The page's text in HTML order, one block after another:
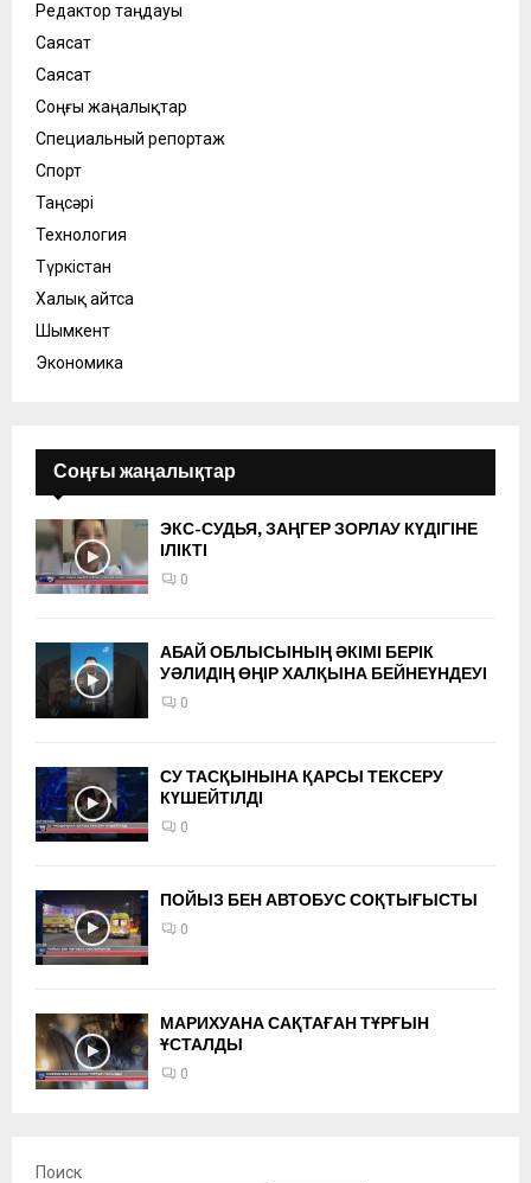
Редактор таңдауы
Саясат
Саясат
Соңғы жаңалықтар
Специальный репортаж
Спорт
Таңсәрі
Технология
Түркістан
Халық айтса
Шымкент
Экономика
Соңғы жаңалықтар
ЭКС-СУДЬЯ, ЗАҢГЕР ЗОРЛАУ КҮДІГІНЕ
ІЛІКТІ
0
АБАЙ ОБЛЫСЫНЫҢ ӘКІМІ БЕРІК
УӘЛИДІҢ ӨҢІР ХАЛҚЫНА БЕЙНЕҮНДЕУІ
0
СУ ТАСҚЫНЫНА ҚАРСЫ ТЕКСЕРУ
КҮШЕЙТІЛДІ
0
ПОЙЫЗ БЕН АВТОБУС СОҚТЫҒЫСТЫ
0
МАРИХУАНА САҚТАҒАН ТҰРҒЫН
ҰСТАЛДЫ
0
Поиск